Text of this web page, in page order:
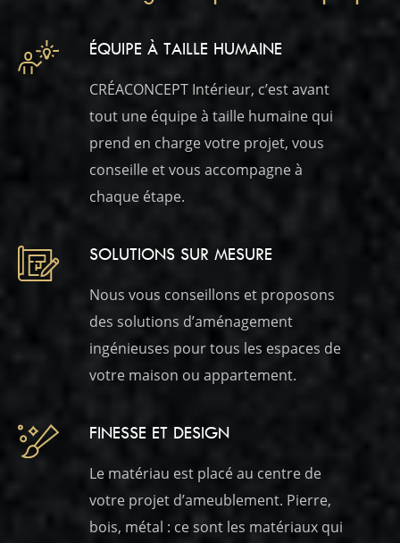
ÉQUIPE À TAILLE HUMAINE
CRÉACONCEPT Intérieur, c’est avant
tout une équipe à taille humaine qui
prend en charge votre projet, vous
conseille et vous accompagne à
chaque étape.
SOLUTIONS SUR MESURE
Nous vous conseillons et proposons
des solutions d’aménagement
ingénieuses pour tous les espaces de
votre maison ou appartement.
FINESSE ET DESIGN
Le matériau est placé au centre de
votre projet d’ameublement. Pierre,
bois, métal : ce sont les matériaux qui